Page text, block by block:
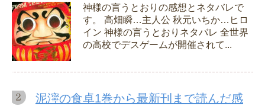
神様の言うとおりの感想とネタバレで
す。 高畑瞬…主人公 秋元いちか…ヒロ
イン 神様の言うとおりネタバレ 全世界
の高校でデスゲームが開催されて...
泥濘の食卓1巻から最新刊まで読んだ感